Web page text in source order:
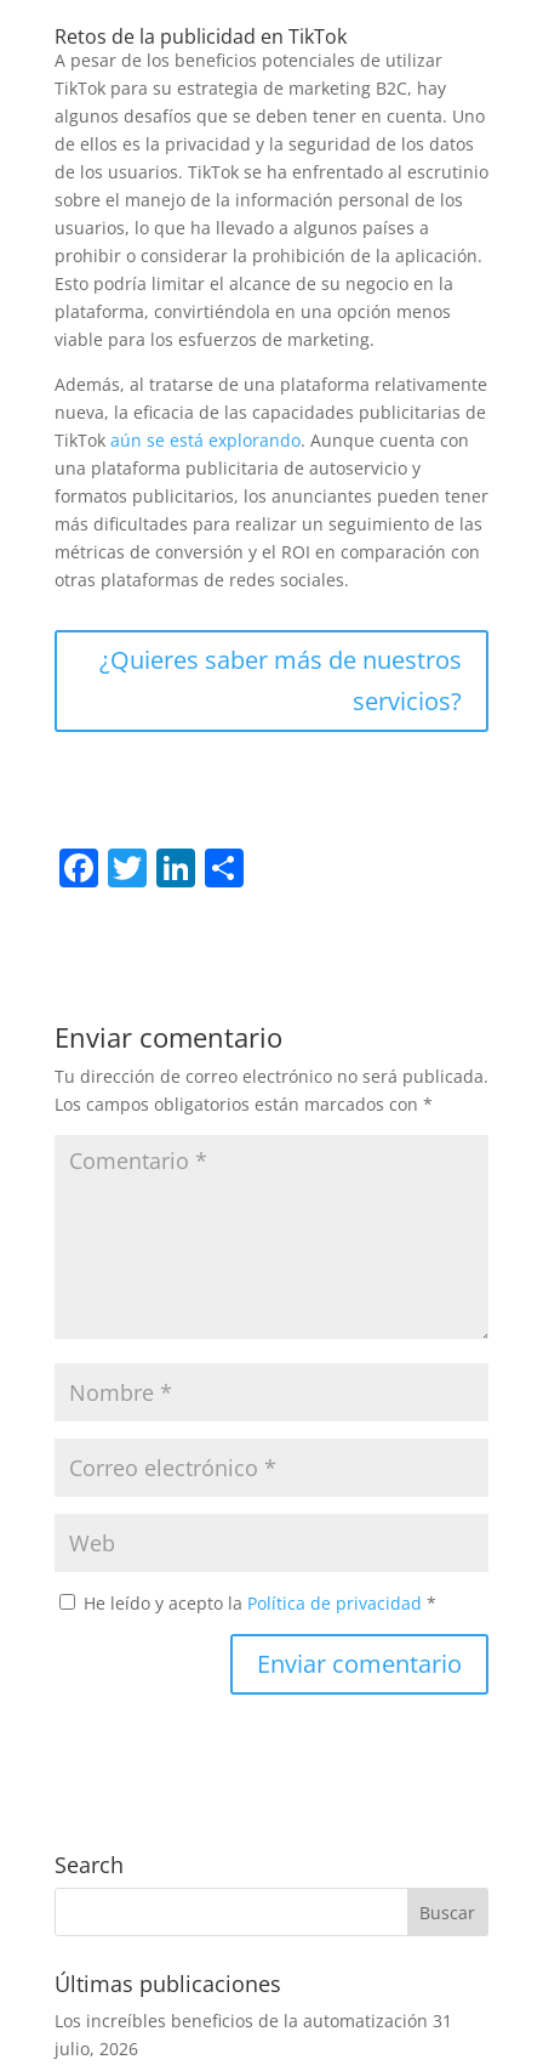
Retos de la publicidad en TikTok
A pesar de los beneficios potenciales de utilizar
TikTok para su estrategia de marketing B2C, hay
algunos desafíos que se deben tener en cuenta. Uno
de ellos es la privacidad y la seguridad de los datos
de los usuarios. TikTok se ha enfrentado al escrutinio
sobre el manejo de la información personal de los
usuarios, lo que ha llevado a algunos países a
prohibir o considerar la prohibición de la aplicación.
Esto podría limitar el alcance de su negocio en la
plataforma, convirtiéndola en una opción menos
viable para los esfuerzos de marketing.
Además, al tratarse de una plataforma relativamente
nueva, la eficacia de las capacidades publicitarias de
TikTokaún se está explorando. Aunque cuenta con
una plataforma publicitaria de autoservicio y
formatos publicitarios, los anunciantes pueden tener
más dificultades para realizar un seguimiento de las
métricas de conversión y el ROI en comparación con
otras plataformas de redes sociales.
¿Quieres saber más de nuestros
servicios?
F
b
o
o
T Li
dI
n
C
ar
tir
Enviar comentario
Tu dirección de correo electrónico no será publicada.
Los campos obligatorios están marcados con *
He leído y acepto la Política de privacidad *
Search
Últimas publicaciones
Los increíbles beneficios de la automatización 31
julio, 2026